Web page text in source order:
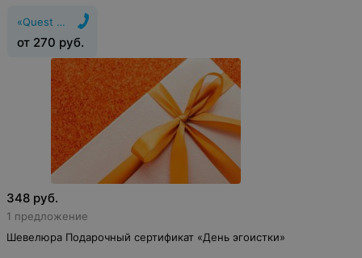
«Quest Zone»
от 270 руб.
348 руб.
1 предложение
Шевелюра Подарочный сертификат «День эгоистки»